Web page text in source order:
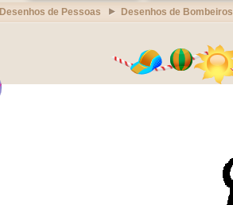
Desenhos de Pessoas Desenhos de Bombeiros